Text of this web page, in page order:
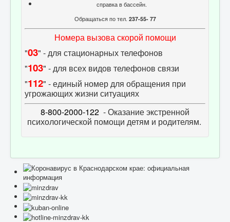
справка в бассейн.
Обращаться по тел. 237-55- 77
Номера вызова скорой помощи
"03" - для стационарных телефонов
"103" - для всех видов телефонов связи
"112" - единый номер для обращения при
угрожающих жизни ситуациях
8-800-2000-122 - Оказание экстренной
психологической помощи детям и родителям.